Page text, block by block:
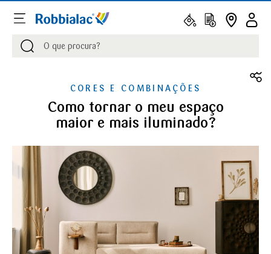
Procurar
Procurar
CORES E COMBINAÇÕES
Como tornar o meu espaço
maior e mais iluminado?